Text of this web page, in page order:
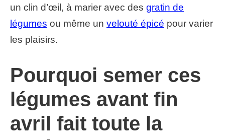
un clin d’œil, à marier avec des gratin de
légumes ou même un velouté épicé pour varier
les plaisirs.
Pourquoi semer ces
légumes avant fin
avril fait toute la